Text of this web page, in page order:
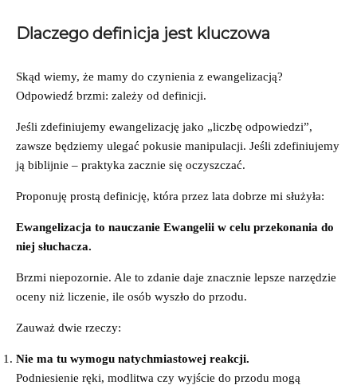
Dlaczego definicja jest kluczowa
Skąd wiemy, że mamy do czynienia z ewangelizacją?
Odpowiedź brzmi: zależy od definicji.
Jeśli zdefiniujemy ewangelizację jako „liczbę odpowiedzi”,
zawsze będziemy ulegać pokusie manipulacji. Jeśli zdefiniujemy
ją biblijnie – praktyka zacznie się oczyszczać.
Proponuję prostą definicję, która przez lata dobrze mi służyła:
Ewangelizacja to nauczanie Ewangelii w celu przekonania do
niej słuchacza.
Brzmi niepozornie. Ale to zdanie daje znacznie lepsze narzędzie
oceny niż liczenie, ile osób wyszło do przodu.
Zauważ dwie rzeczy:
Nie ma tu wymogu natychmiastowej reakcji.
Podniesienie ręki, modlitwa czy wyjście do przodu mogą